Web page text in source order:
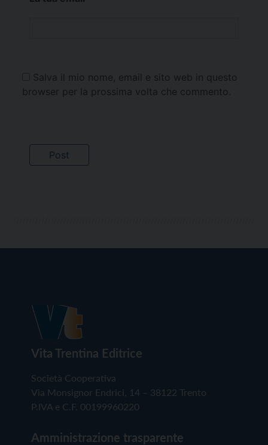
Salva il mio nome, email e sito web in questo
browser per la prossima volta che commento.
Vita Trentina Editrice
Società Cooperativa
Via Monsignor Endrici, 14 – 38122 Trento
P.IVA e C.F. 00199960220
Amministrazione trasparente